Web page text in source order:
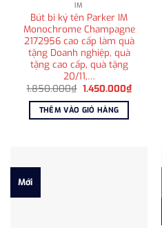
IM
Bút bi ký tên Parker IM
Monochrome Champagne
2172956 cao cấp làm quà
tặng Doanh nghiệp, quà
tặng cao cấp, quà tặng
20/11,…
1.850.000₫ Giá
là:
1.850.000₫.
1.450.000₫Giá
hiện
THÊM VÀO GIỎ HÀNG
Mới